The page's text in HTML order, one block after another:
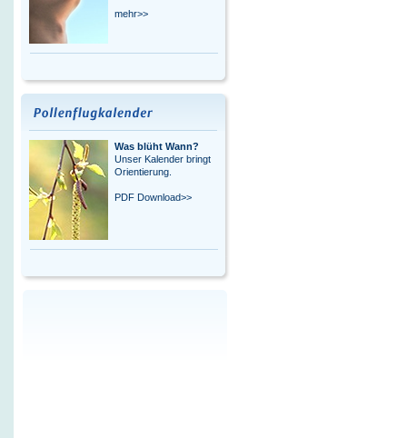
mehr>>
Was blüht Wann?
Unser Kalender bringt
Orientierung.
PDF Download>>